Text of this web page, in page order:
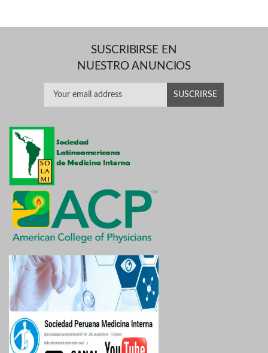
SUSCRIBIRSE EN
NUESTRO ANUNCIOS